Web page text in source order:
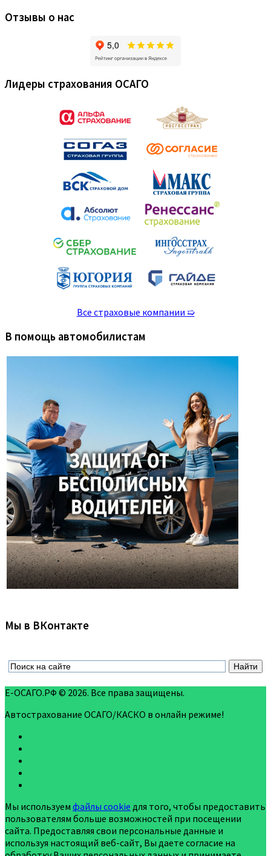
Отзывы о нас
Лидеры страхования ОСАГО
Все страховые компании ➯
В помощь автомобилистам
Мы в ВКонтакте
Е-ОСАГО.РФ © 2026. Все права защищены.
Автострахование ОСАГО/КАСКО в онлайн режиме!
Мы используем файлы cookie для того, чтобы предоставить
пользователям больше возможностей при посещении
сайта. Предоставляя свои персональные данные и
используя настоящий веб-сайт, Вы даете согласие на